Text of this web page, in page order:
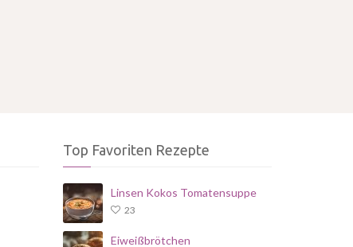
Top Favoriten Rezepte
Linsen Kokos Tomatensuppe
23
Eiweißbrötchen